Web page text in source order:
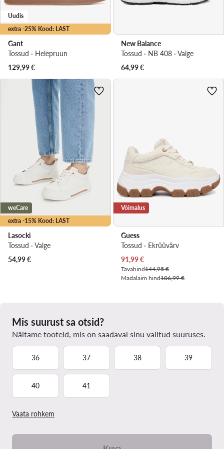
extra -25% Kood: LAST
Uudis
Gant
Tossud · Helepruun
129,99€
New Balance
Tossud · NB 408 · Valge
64,99€
extra -15% Kood: LAST
weCare
Lasocki
Tossud · Valge
54,99€
Võimalus
Guess
Tossud · Ekrüüvärv
Praegune hind
91,99€
Tavahind144,95 €
Madalaim hind106,99 €
Mis suurust sa otsid?
Näitame tooteid, mis on saadaval sinu valitud suuruses.
36 37 38 39
40 41
Vaata rohkem